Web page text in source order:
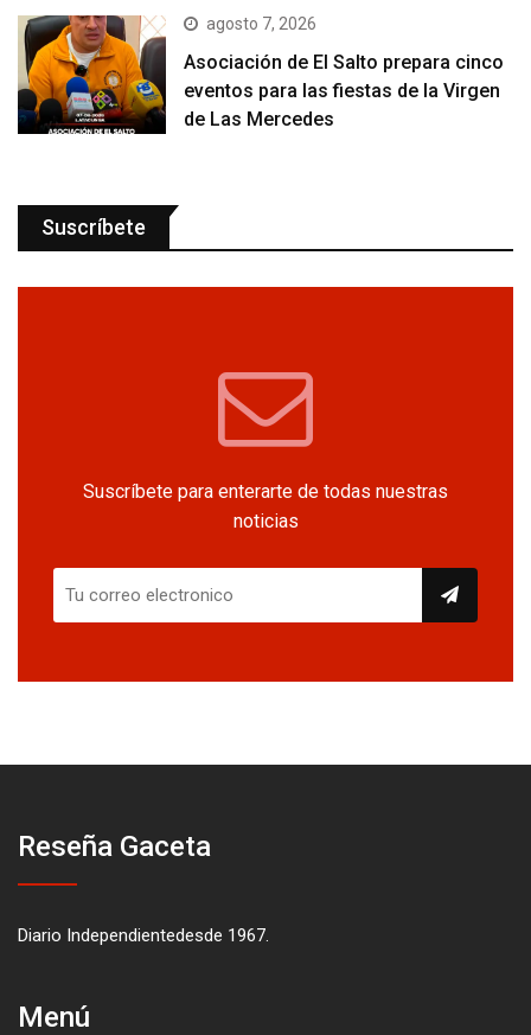
agosto 7, 2026
Asociación de El Salto prepara cinco
eventos para las fiestas de la Virgen
de Las Mercedes
Suscríbete
Suscríbete para enterarte de todas nuestras
noticias
Reseña Gaceta
Diario Independientedesde 1967.
Menú